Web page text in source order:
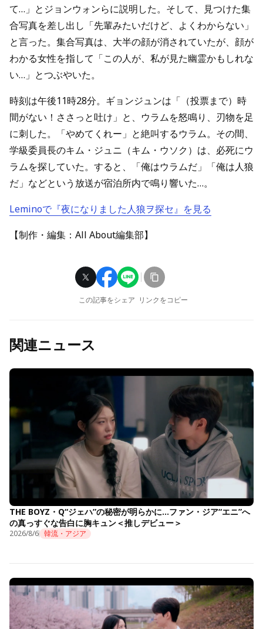
て…」とジョンウォンらに説明した。そして、見つけた集
合写真を差し出し「先輩みたいだけど、よくわからない」
と言った。集合写真は、大半の顔が消されていたが、顔が
わかる女性を指して「この人が、私が見た幽霊かもしれな
い…」とつぶやいた。
時刻は午後11時28分。ギョンジュンは「（投票まで）時
間がない！ささっと吐け」と、ウラムを怒鳴り、刃物を足
に刺した。「やめてくれー」と絶叫するウラム。その間、
学級委員長のキム・ジュニ（キム・ウソク）は、必死にウ
ラムを探していた。すると、「俺はウラムだ」「俺は人狼
だ」などという放送が宿泊所内で鳴り響いた…。
Leminoで『夜になりました人狼ヲ探セ』を見る
【制作・編集：All About編集部】
この記事をシェア リンクをコピー
関連ニュース
THE BOYZ・Q“ジェハ”の秘密が明らかに…ファン・ジア“エニ”へ
の真っすぐな告白に胸キュン＜推しデビュー＞
2026/8/6 韓流・アジア